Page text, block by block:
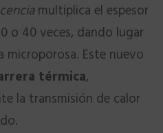
multiplica el espesor
o 40 veces, dando lugar
microporosa. Este nuevo
térmica,
la transmisión de calor